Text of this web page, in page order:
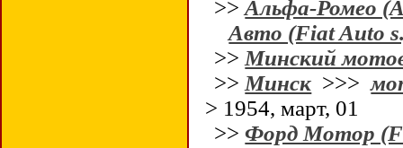
>>Альфа-Ромео
Авто (Fiat Auto
>> Минский
>> Минск >>>
> 1954, март, 01
>>Форд Мотор